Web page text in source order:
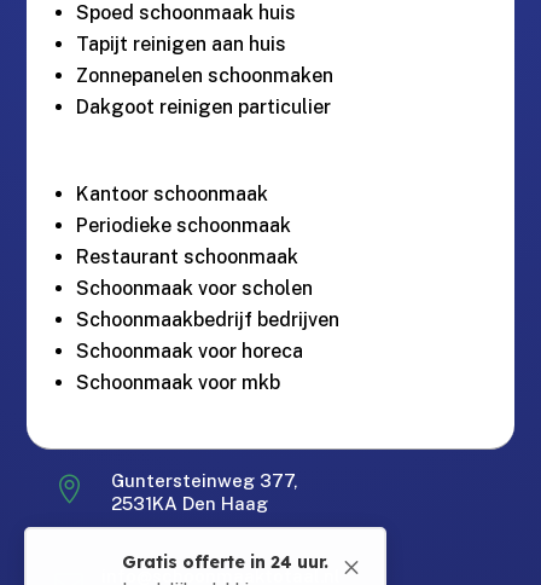
Spoed schoonmaak huis
Tapijt reinigen aan huis
Zonnepanelen schoonmaken
Dakgoot reinigen particulier
Kantoor schoonmaak
Periodieke schoonmaak
Restaurant schoonmaak
Schoonmaak voor scholen
Schoonmaakbedrijf bedrijven
Schoonmaak voor horeca
Schoonmaak voor mkb

Guntersteinweg 377,
2531KA Den Haag
Gratis offerte in 24 uur.
Landelijke dekking.
Zakelijk & Particulier